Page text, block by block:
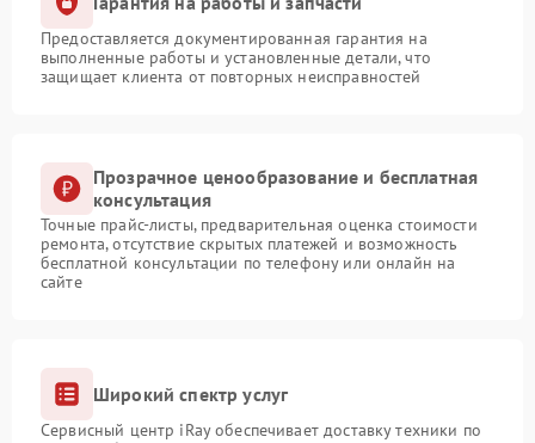
Предоставляется документированная гарантия на
выполненные работы и установленные детали, что
защищает клиента от повторных неисправностей
Прозрачное ценообразование и бесплатная
консультация
Точные прайс-листы, предварительная оценка стоимости
ремонта, отсутствие скрытых платежей и возможность
бесплатной консультации по телефону или онлайн на
сайте
Широкий спектр услуг
Сервисный центр iRay обеспечивает доставку техники по